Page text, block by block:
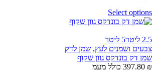
Select options
2.5 ליטר
5 ליטר
צבעים ושמנים לעץ, שמן לדק
שמן דק בונדקס גוון שקוף
397.80 ₪
כולל מעמ